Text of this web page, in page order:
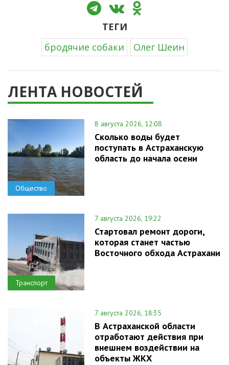
ТЕГИ
бродячие собаки
Олег Шеин
ЛЕНТА НОВОСТЕЙ
Общество
8 августа 2026, 12:08
Сколько воды будет
поступать в Астраханскую
область до начала осени
Транспорт
7 августа 2026, 19:22
Стартовал ремонт дороги,
которая станет частью
Восточного обхода Астрахани
7 августа 2026, 18:35
В Астраханской области
отработают действия при
внешнем воздействии на
объекты ЖКХ